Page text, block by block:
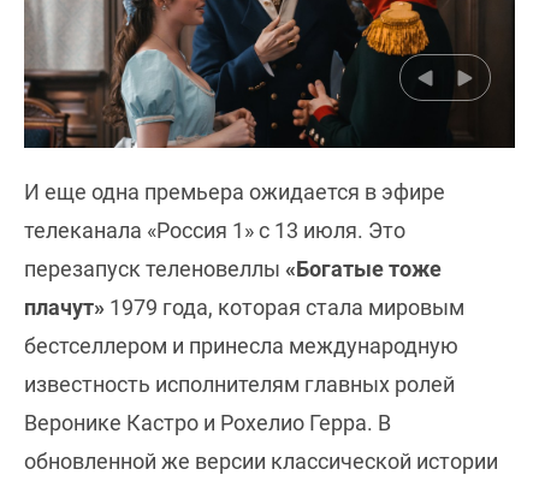
И еще одна премьера ожидается в эфире
телеканала «Россия 1» с 13 июля. Это
перезапуск теленовеллы «Богатые тоже
плачут» 1979 года, которая стала мировым
бестселлером и принесла международную
известность исполнителям главных ролей
Веронике Кастро и Рохелио Герра. В
обновленной же версии классической истории